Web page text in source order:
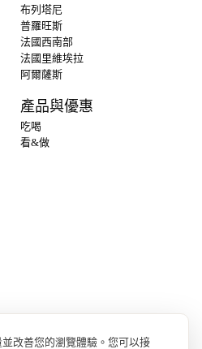
布列塔尼
普羅旺斯
法國西南部
法國里維埃拉
阿爾薩斯
產品與優惠
吃喝
看&做